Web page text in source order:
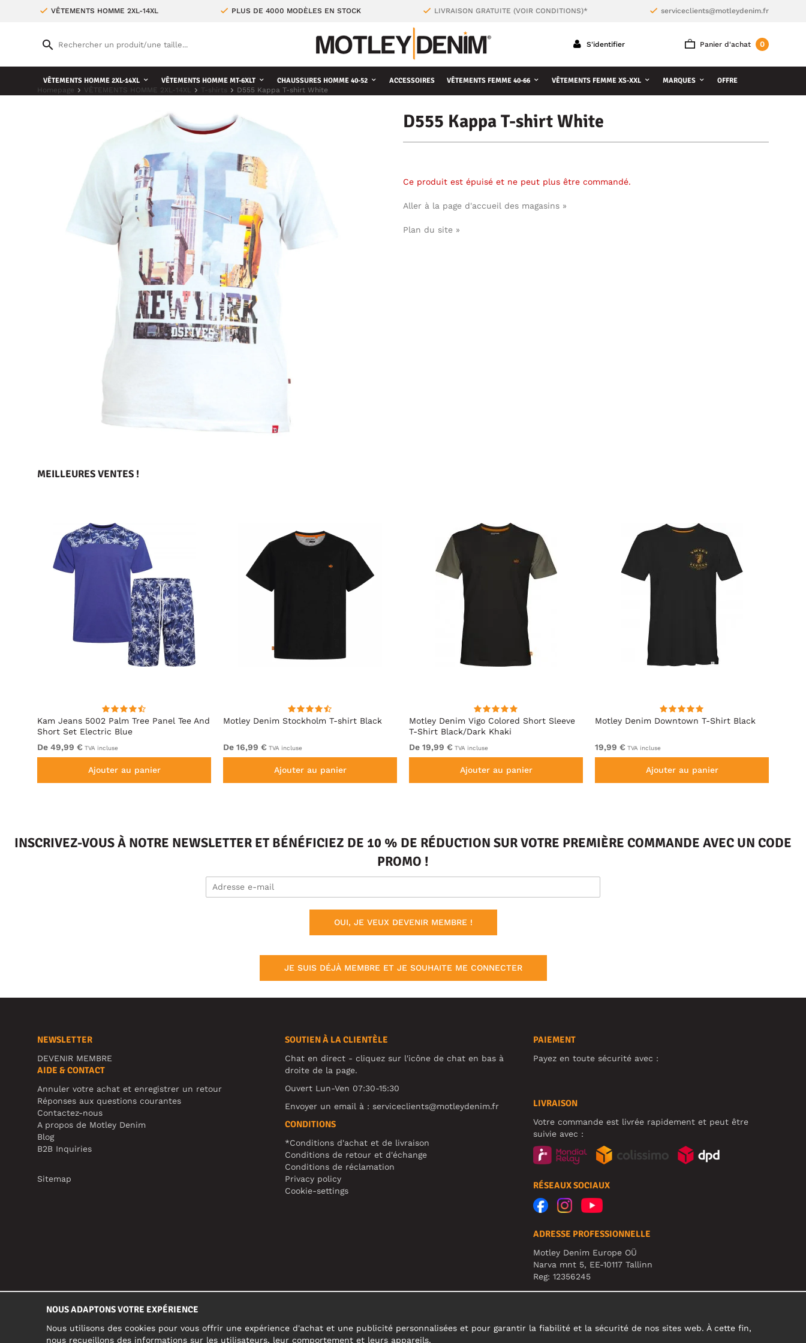
VÊTEMENTS HOMME 2XL-14XL PLUS DE 4000 MODÈLES EN STOCK LIVRAISON GRATUITE (VOIR CONDITIONS)* serviceclients@motleydenim.fr
Panier d'achat 0
S'identifier
VÊTEMENTS HOMME 2XL-14XL VÊTEMENTS HOMME MT-6XLT CHAUSSURES HOMME 40-52 ACCESSOIRES VÊTEMENTS FEMME 40-66 VÊTEMENTS FEMME XS-XXL MARQUES OFFRE
Homepage VÊTEMENTS HOMME 2XL-14XL T-shirts D555 Kappa T-shirt White
D555 Kappa T-shirt White
Ce produit est épuisé et ne peut plus être commandé.
Aller à la page d'accueil des magasins »
Plan du site »
MEILLEURES VENTES !
Kam Jeans 5002 Palm Tree Panel Tee And
Short Set Electric Blue
De 49,99 € TVA incluse
Ajouter au panier
Motley Denim Stockholm T-shirt Black
De 16,99 € TVA incluse
Ajouter au panier
Motley Denim Vigo Colored Short Sleeve
T-Shirt Black/Dark Khaki
De 19,99 € TVA incluse
Ajouter au panier
Motley Denim Downtown T-Shirt Black
19,99 € TVA incluse
Ajouter au panier
INSCRIVEZ-VOUS À NOTRE NEWSLETTER ET BÉNÉFICIEZ DE 10 % DE RÉDUCTION SUR VOTRE PREMIÈRE COMMANDE AVEC UN CODE
PROMO !
OUI, JE VEUX DEVENIR MEMBRE !
JE SUIS DÉJÀ MEMBRE ET JE SOUHAITE ME CONNECTER
NEWSLETTER
DEVENIR MEMBRE
AIDE & CONTACT
Annuler votre achat et enregistrer un retour
Réponses aux questions courantes
Contactez-nous
A propos de Motley Denim
Blog
B2B Inquiries
Sitemap
SOUTIEN À LA CLIENTÈLE
Chat en direct - cliquez sur l'icône de chat en bas à
droite de la page.
Ouvert Lun-Ven 07:30-15:30
Envoyer un email à :serviceclients@motleydenim.fr
CONDITIONS
*Conditions d'achat et de livraison
Conditions de retour et d'échange
Conditions de réclamation
Privacy policy
Cookie-settings
PAIEMENT
Payez en toute sécurité avec :
LIVRAISON
Votre commande est livrée rapidement et peut être
suivie avec :
RÉSEAUX SOCIAUX
ADRESSE PROFESSIONNELLE
Motley Denim Europe OÜ
Narva mnt 5, EE-10117 Tallinn
Reg: 12356245
ATTENTION ! N'envoyez pas les retours de produits à
NOUS ADAPTONS VOTRE EXPÉRIENCE
Nous utilisons des cookies pour vous offrir une expérience d'achat et une publicité personnalisées et pour garantir la fiabilité et la sécurité de nos sites web. À cette fin,
nous recueillons des informations sur les utilisateurs, leur comportement et leurs appareils.